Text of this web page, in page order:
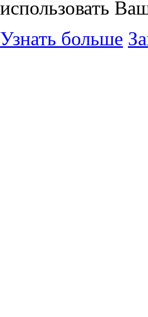
использовать
Узнать больше